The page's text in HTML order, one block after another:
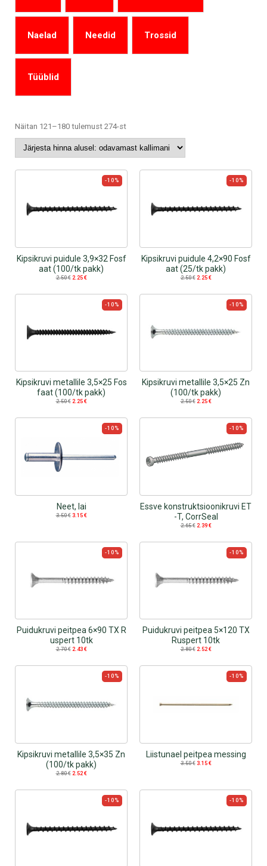
Naelad Needid Trossid
Tüüblid
Näitan 121–180 tulemust 274-stSorted
by
price:
low
to
-10%
Kipsikruvi puidule 3,9×32 Fosf
aat (100/tk pakk)
2.50€ 2.25 €
-10%
Kipsikruvi puidule 4,2×90 Fosf
aat (25/tk pakk)
2.50€ 2.25 €
-10%
Kipsikruvi metallile 3,5×25 Fos
faat (100/tk pakk)
2.50€ 2.25 €
-10%
Kipsikruvi metallile 3,5×25 Zn
(100/tk pakk)
2.50€ 2.25 €
-10%
Neet, lai
3.50€ 3.15 €
-10%
Essve konstruktsioonikruvi ET
-T, CorrSeal
2.65€ 2.39 €
-10%
Puidukruvi peitpea 6×90 TX R
uspert 10tk
2.70€ 2.43 €
-10%
Puidukruvi peitpea 5×120 TX
Ruspert 10tk
2.80€ 2.52€
-10%
Kipsikruvi metallile 3,5×35 Zn
(100/tk pakk)
2.80€ 2.52€
-10%
Liistunael peitpea messing
3.50€ 3.15 €
-10% -10%